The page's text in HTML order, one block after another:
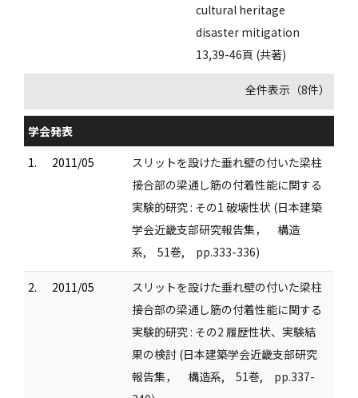
cultural heritage
disaster mitigation
13,39-46頁 (共著)
全件表示（8件）
学会発表
1.
2011/05
スリットを設けた垂れ壁の付いた梁柱
接合部の梁通し筋の付着性能に関する
実験的研究 : その1 破壊性状 (日本建築
学会近畿支部研究報告集， 構造
系, 51巻, pp.333-336)
2. 2011/05
スリットを設けた垂れ壁の付いた梁柱
接合部の梁通し筋の付着性能に関する
実験的研究 : その2 履歴性状、実験結
果の検討 (日本建築学会近畿支部研究
報告集， 構造系, 51巻, pp.337-